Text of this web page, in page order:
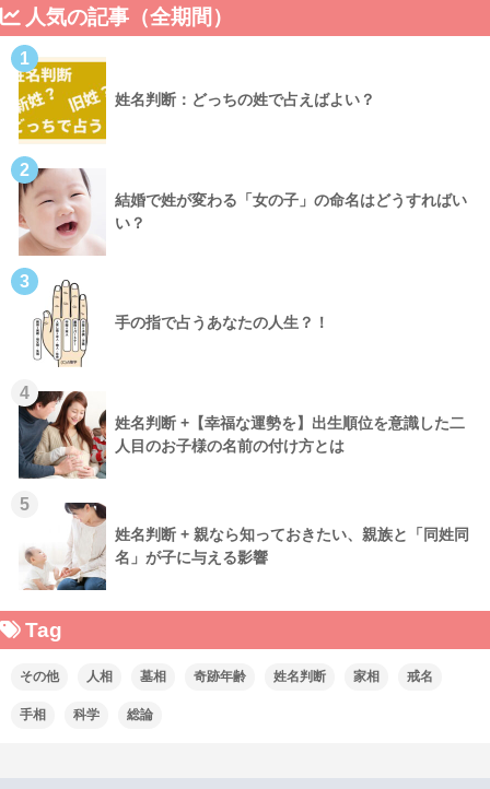
人気の記事（全期間）
1
姓名判断：どっちの姓で占えばよい？
2
結婚で姓が変わる「女の子」の命名はどうすればい
い？
3
手の指で占うあなたの人生？！
4
姓名判断 +【幸福な運勢を】出生順位を意識した二
人目のお子様の名前の付け方とは
5
姓名判断 + 親なら知っておきたい、親族と「同姓同
名」が子に与える影響
Tag
その他 人相 墓相 奇跡年齢 姓名判断 家相 戒名
手相 科学 総論